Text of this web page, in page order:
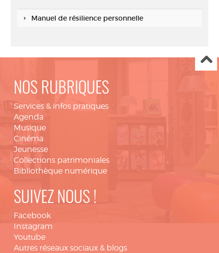
Manuel de résilience personnelle
NOS RUBRIQUES
Services & infos pratiques
Agenda
Musique
Cinéma
Jeunesse
Collections patrimoniales
Bibliothèque numérique
SUIVEZ NOUS !
Facebook
Instagram
Youtube
Autres réseaux sociaux & blogs